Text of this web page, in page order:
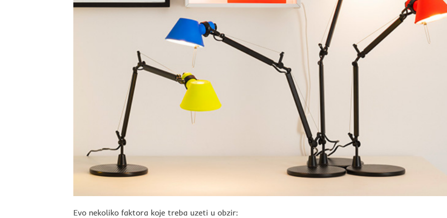
Evo nekoliko faktora koje treba uzeti u obzir: